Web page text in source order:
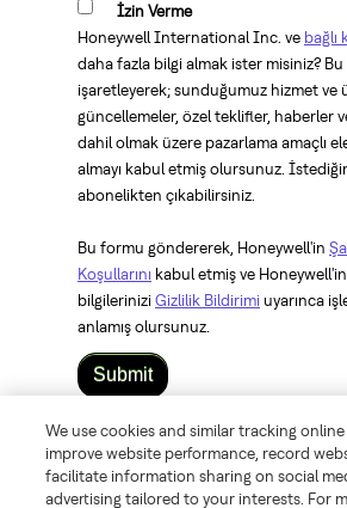
İzin Verme
Honeywell International Inc. ve bağlı
daha fazla bilgi almak ister misiniz?
işaretleyerek; sunduğumuz hizmet ve
güncellemeler, özel teklifler, haberler
dahil olmak üzere pazarlama amaçlı
almayı kabul etmiş olursunuz.
abonelikten çıkabilirsiniz.
Bu formu göndererek, Honeywell'in
Koşullarını kabul etmiş ve
bilgilerinizi Gizlilik Bildirimi uyarınca
anlamış olursunuz.
Submit
2026 Honeywell International Inc.
Terms & Conditions Privacy Statement
We use cookies and similar tracking
improve website performance, record
facilitate information sharing on social
advertising tailored to your interests. For